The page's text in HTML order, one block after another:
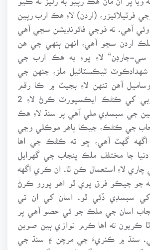
فرٽيلائيزر، (اردن) لاءِ هڪ ارب رپين
آهي. نه فوجي فائونڊيشن سڃي آهي
ملڪ اردن سڃو آهي، انهن ٻنهي جي هن
سي-جارڊن“ لاءِ پوءِ به هڪ ارب جي
شهدادڪوٽ ٽيڪسٽائيل ملز، جنهن جي
وساميل آهن تنهن لاءِ بجيٽ ۾ ڪا رقم
لک رپين جي سبسڊي ملي آهي پر سنڌ لاءِ هڪ
جي ڪڻڪ، جيڪا ٻاهر موڪلي وڃي
اگهه گهٽ آهي، ڇو ته ڪڻڪ جي اها
جا مختلف ملڪ پنجاب جي گهرايل
لاءِ استعمال ڪن ٿا. ان ڪري اگهه
جو جيڪو فرق پوي ٿو اهو پورو ڪرڻ
کي سبسڊي ڏئي ٿو. اسان کي ان تي
اسان جي ملڪ جو ئي حصو آهي پر
ڪريون ته اها ڪرم نوازي ٻين صوبن
سنڌ ۾ ڪنريءَ جي مرچن ۽ سنڌ جي
جڏهن پيداواري اگهه کان به گهٽ رقم